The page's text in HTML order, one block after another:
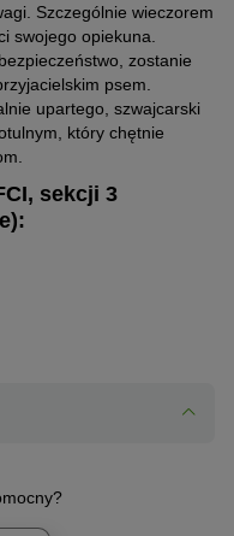
Szczególnie wieczorem
swojego opiekuna.
zostanie
psem.
upartego, szwajcarski
który chętnie
sekcji 3